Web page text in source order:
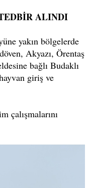
ALINDI
yakın bölgelerde
Akyazı, Örentaş
bağlı Budaklı
giriş ve
çalışmalarını